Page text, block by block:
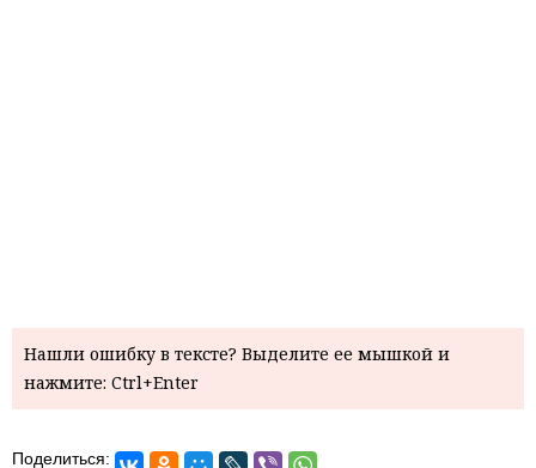
Нашли ошибку в тексте? Выделите ее мышкой и
нажмите: Ctrl+Enter
Поделиться: